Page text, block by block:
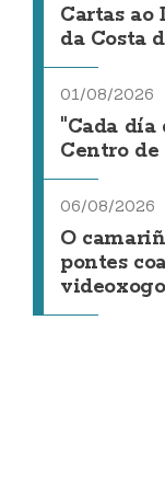
Cartas ao
da Costa
01/08/2026
"Cada día
Centro
06/08/2026
O
pontes